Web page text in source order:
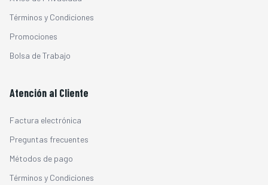
Términos y Condiciones
Promociones
Bolsa de Trabajo
Atención al Cliente
Factura electrónica
Preguntas frecuentes
Métodos de pago
Términos y Condiciones